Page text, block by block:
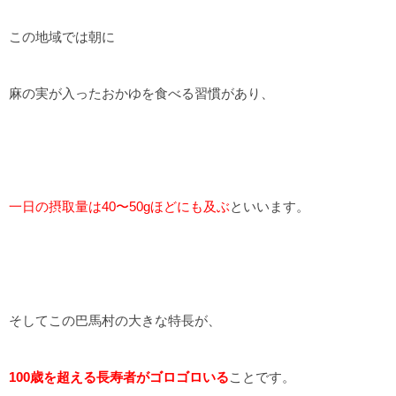
この地域では朝に
麻の実が入ったおかゆを食べる習慣があり、
一日の摂取量は40〜50gほどにも及ぶといいます。
そしてこの巴馬村の大きな特長が、
100歳を超える長寿者がゴロゴロいることです。